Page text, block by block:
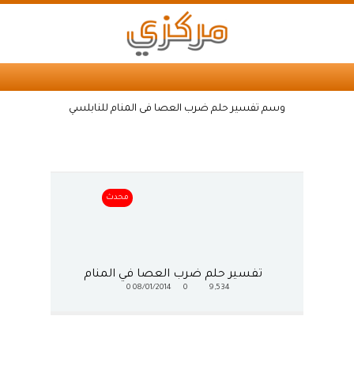
وسم تفسير حلم ضرب العصا فى المنام للنابلسي
محدث
تفسير حلم ضرب العصا في المنام
9,534
0
08/01/2014
0